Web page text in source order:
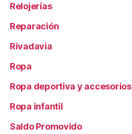
Relojerías
Reparación
Rivadavia
Ropa
Ropa deportiva y accesorios
Ropa infantil
Saldo Promovido